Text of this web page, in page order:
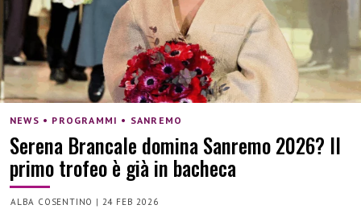
NEWS • PROGRAMMI • SANREMO
Serena Brancale domina Sanremo 2026? Il
primo trofeo è già in bacheca
ALBA COSENTINO | 24 FEB 2026